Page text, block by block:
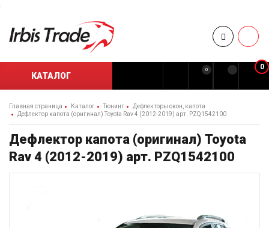
.
КАТАЛОГ
0 0
Главная страница Каталог Тюнинг
Дефлекторы окон, капота
Дефлектор капота (оригинал) Toyota Rav 4 (2012-2019) арт. PZQ1542100
Дефлектор капота (оригинал) Toyota
Rav 4 (2012-2019) арт. PZQ1542100